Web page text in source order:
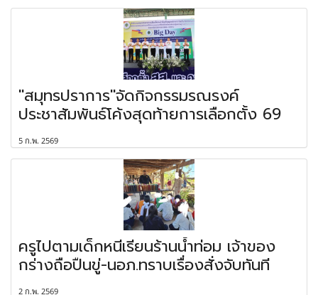
"สมุทรปราการ"จัดกิจกรรมรณรงค์
ประชาสัมพันธ์โค้งสุดท้ายการเลือกตั้ง 69
5 ก.พ. 2569
ครูไปตามเด็กหนีเรียนร้านน้ำท่อม เจ้าของ
กร่างถือปืนขู่-นอภ.ทราบเรื่องสั่งจับทันที
2 ก.พ. 2569